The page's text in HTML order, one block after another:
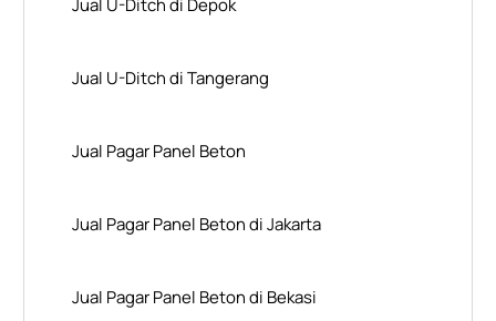
Jual U-Ditch di Depok
Jual U-Ditch di Tangerang
Jual Pagar Panel Beton
Jual Pagar Panel Beton di Jakarta
Jual Pagar Panel Beton di Bekasi